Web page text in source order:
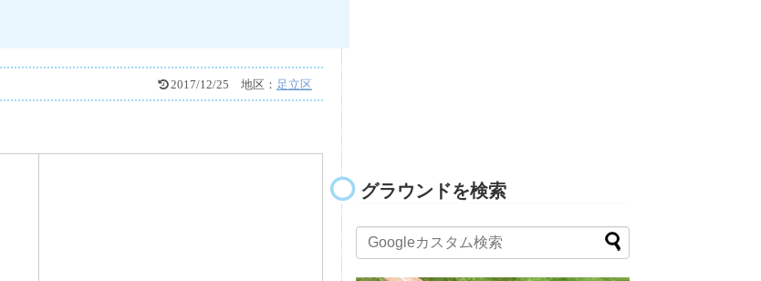
2017/12/25 地区： 足立区
グラウンドを検索